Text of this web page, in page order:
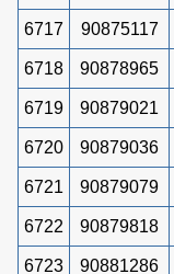
6717 90875117
6718 90878965
6719 90879021
6720 90879036
6721 90879079
6722 90879818
6723 90881286